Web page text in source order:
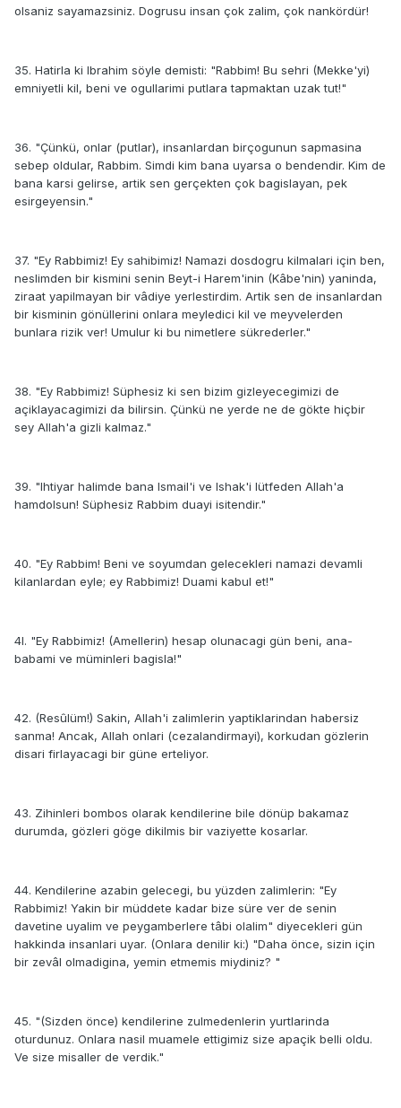
olsaniz sayamazsiniz. Dogrusu insan çok zalim, çok nankördür!
35. Hatirla ki Ibrahim söyle demisti: "Rabbim! Bu sehri (Mekke'yi)
emniyetli kil, beni ve ogullarimi putlara tapmaktan uzak tut!"
36. "Çünkü, onlar (putlar), insanlardan birçogunun sapmasina
sebep oldular, Rabbim. Simdi kim bana uyarsa o bendendir. Kim de
bana karsi gelirse, artik sen gerçekten çok bagislayan, pek
esirgeyensin."
37. "Ey Rabbimiz! Ey sahibimiz! Namazi dosdogru kilmalari için ben,
neslimden bir kismini senin Beyt-i Harem'inin (Kâbe'nin) yaninda,
ziraat yapilmayan bir vâdiye yerlestirdim. Artik sen de insanlardan
bir kisminin gönüllerini onlara meyledici kil ve meyvelerden
bunlara rizik ver! Umulur ki bu nimetlere sükrederler."
38. "Ey Rabbimiz! Süphesiz ki sen bizim gizleyecegimizi de
açiklayacagimizi da bilirsin. Çünkü ne yerde ne de gökte hiçbir
sey Allah'a gizli kalmaz."
39. "Ihtiyar halimde bana Ismail'i ve Ishak'i lütfeden Allah'a
hamdolsun! Süphesiz Rabbim duayi isitendir."
40. "Ey Rabbim! Beni ve soyumdan gelecekleri namazi devamli
kilanlardan eyle; ey Rabbimiz! Duami kabul et!"
4l. "Ey Rabbimiz! (Amellerin) hesap olunacagi gün beni, ana-
babami ve müminleri bagisla!"
42. (Resûlüm!) Sakin, Allah'i zalimlerin yaptiklarindan habersiz
sanma! Ancak, Allah onlari (cezalandirmayi), korkudan gözlerin
disari firlayacagi bir güne erteliyor.
43. Zihinleri bombos olarak kendilerine bile dönüp bakamaz
durumda, gözleri göge dikilmis bir vaziyette kosarlar.
44. Kendilerine azabin gelecegi, bu yüzden zalimlerin: "Ey
Rabbimiz! Yakin bir müddete kadar bize süre ver de senin
davetine uyalim ve peygamberlere tâbi olalim" diyecekleri gün
hakkinda insanlari uyar. (Onlara denilir ki:) "Daha önce, sizin için
bir zevâl olmadigina, yemin etmemis miydiniz? "
45. "(Sizden önce) kendilerine zulmedenlerin yurtlarinda
oturdunuz. Onlara nasil muamele ettigimiz size apaçik belli oldu.
Ve size misaller de verdik."